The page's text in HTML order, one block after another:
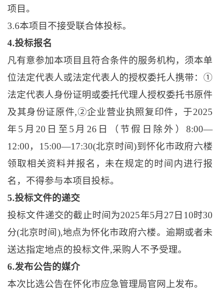
项目。
3.6本项目不接受联合体投标。
4.投标报名
凡有意参加本项目且符合条件的服务机构，须本单
位法定代表人或法定代表人的授权委托人携带： ①
法定代表人身份证明或委托代理人授权委托书原件
及其身份证原件,②企业营业执照复印件，于2025
年5月20日至5月26日（节假日除外）8:00—
12:00，15:00—17:30(北京时间)到怀化市政府六楼
领取相关资料并报名，未在规定的时间内进行报
名，不得参与本项目投标。
5.投标文件的递交
投标文件递交的截止时间为2025年5月27日10时30
分(北京时间),地点为怀化市政府六楼。逾期或者未
送达指定地点的投标文件,采购人不予受理。
6.发布公告的媒介
本次比选公告在怀化市应急管理局官网上发布。